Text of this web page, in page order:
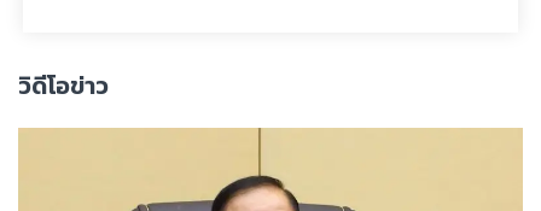
วิดีโอข่าว